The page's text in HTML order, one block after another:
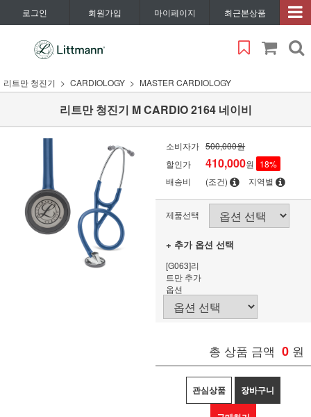
로그인 회원가입 마이페이지 최근본상품
리트만 청진기 CARDIOLOGY MASTER CARDIOLOGY
리트만 청진기 M CARDIO 2164 네이비
소비자가 500,000원
할인가
410,000원 18%
배송비
(조건) 지역별
제품선택
+ 추가 옵션 선택
[G063]리
트만 추가
옵션
총 상품 금액 0 원
관심상품 장바구니